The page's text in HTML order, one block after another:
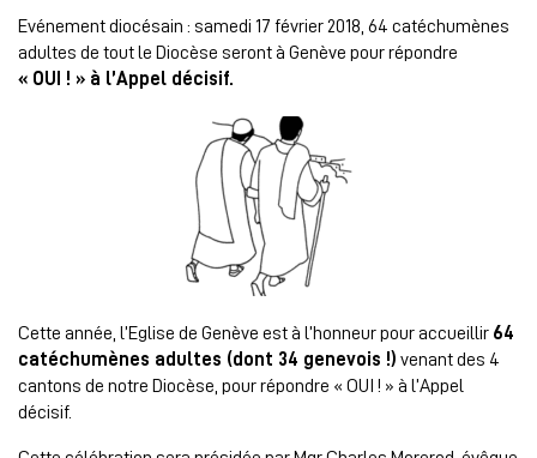
Evénement diocésain : samedi 17 février 2018, 64 catéchumènes
adultes de tout le Diocèse seront à Genève pour répondre
« OUI ! » à l’Appel décisif.
Cette année, l’Eglise de Genève est à l’honneur pour accueillir 64
catéchumènes adultes (dont 34 genevois !) venant des 4
cantons de notre Diocèse, pour répondre « OUI ! » à l’Appel
décisif.